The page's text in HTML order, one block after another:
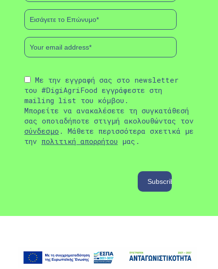
Με την εγγραφή σας στο newsletter
του #DigiAgriFood εγγράφεστε στη
mailing list του κόμβου.
Μπορείτε να ανακαλέσετε τη συγκατάθεσή
σας οποιαδήποτε στιγμή ακολουθώντας τον
σύνδεσμο . Μάθετε περισσότερα σχετικά με
την πολιτική απορρήτου μας.